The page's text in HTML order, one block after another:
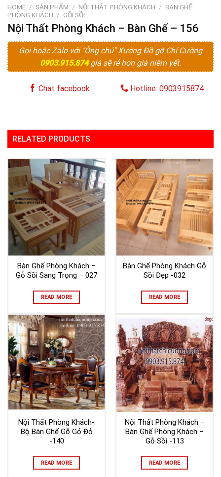
HOME / SẢN PHẨM / NỘI THẤT PHÒNG KHÁCH / BÀN GHẾ
PHÒNG KHÁCH / GỒI SỒI
Nội Thất Phòng Khách – Bàn Ghế – 156
Gọi hoặc Zalo với "Ông chủ" Xưởng Đồ gỗ Chí Cường
0903.915.874giá sẽ rẻ hơn giá niêm yết.
Chat facebook Hotline: 0903915874
RELATED PRODUCTS
Bàn Ghế Phòng Khách –
Gỗ Sồi Sang Trọng – 027
READ MORE
Bàn Ghế Phòng Khách Gỗ
Sồi Đẹp -032
READ MORE
Nội Thất Phòng Khách-
Bộ Bàn Ghế Gỗ Gỏ Đỏ
-140
READ MORE
Nội Thất Phòng Khách –
Bàn Ghế Phòng Khách –
Gỗ Sồi -113
READ MORE